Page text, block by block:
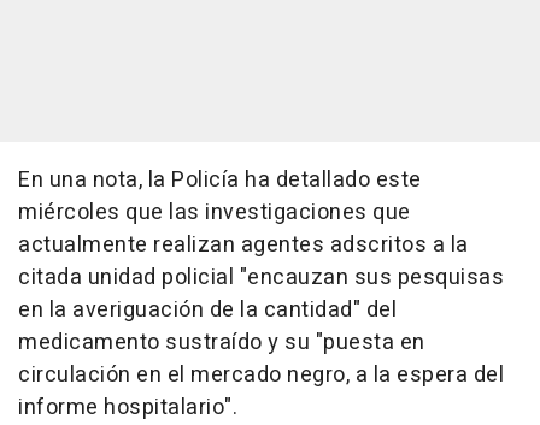
En una nota, la Policía ha detallado este
miércoles que las investigaciones que
actualmente realizan agentes adscritos a la
citada unidad policial "encauzan sus pesquisas
en la averiguación de la cantidad" del
medicamento sustraído y su "puesta en
circulación en el mercado negro, a la espera del
informe hospitalario".